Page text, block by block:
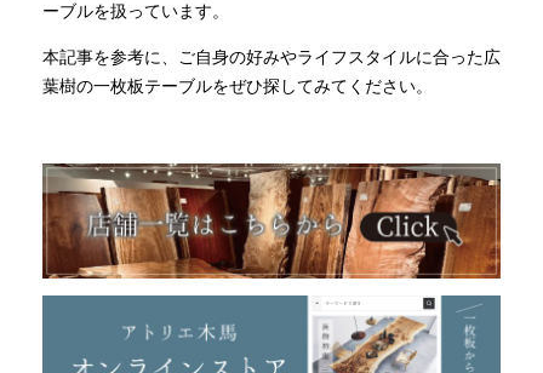
ーブルを扱っています。
本記事を参考に、ご自身の好みやライフスタイルに合った広
葉樹の一枚板テーブルをぜひ探してみてください。